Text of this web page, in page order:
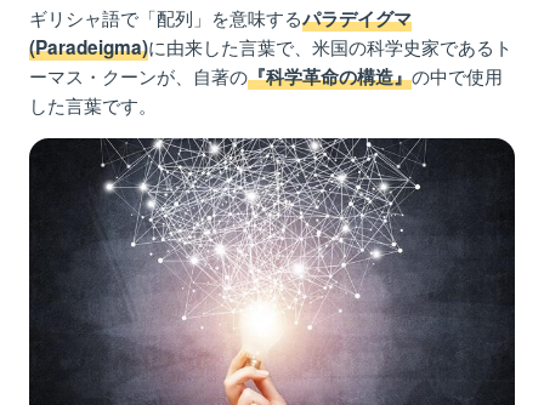
4.3.問題意識を持ち続ける
4.4.価値観の異なる人とコミュニケーションする
5.まとめ
ギリシャ語で「配列」を意味するパラデイグマ
(Paradeigma)に由来した言葉で、米国の科学史家であるト
ーマス・クーンが、自著の『科学革命の構造』の中で使用
した言葉です。